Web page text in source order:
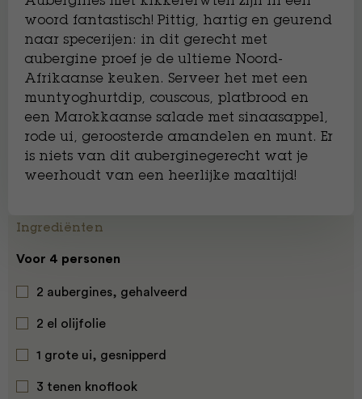
woord fantastisch! Pittig, hartig en geurend
naar specerijen: in dit gerecht met
aubergine proef je de ultieme Noord-
Afrikaanse keuken. Serveer het met een
muntyoghurtdip, couscous, platbrood en
een Marokkaanse salade met sinaasappel,
rode ui, geroosterde amandelen en munt. Er
is niets van dit auberginegerecht wat je
weerhoudt van een heerlijke maaltijd!
Ingrediënten
Voor 4 personen
2 aubergines, gehalveerd
2 el olijfolie
1 grote ui, gesnipperd
3 tenen knoflook